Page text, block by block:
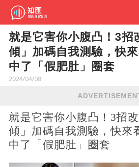
就是它害你小腹凸！3招
傾」加碼自我測驗，快
中了「假肥肚」圈套
2024/04/08
就是它害你小腹凸！3招
傾」加碼自我測驗，快來
中了「假肥肚」圈套